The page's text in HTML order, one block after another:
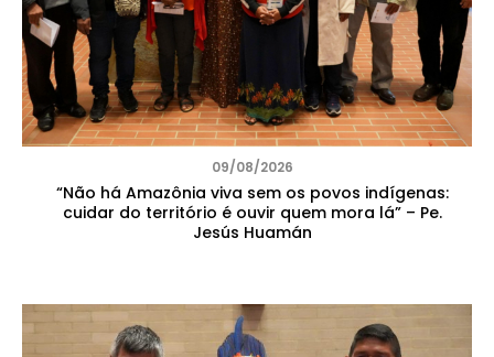
09/08/2026
“Não há Amazônia viva sem os povos indígenas:
cuidar do território é ouvir quem mora lá” – Pe.
Jesús Huamán